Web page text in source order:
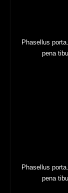
Phasellus
pena
Phasellus
pena